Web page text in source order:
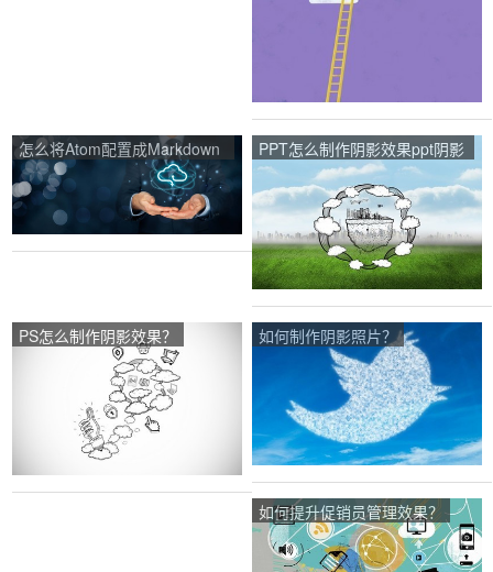
怎么将Atom配置成Markdown
编辑器？
PPT怎么制作阴影效果ppt阴影
效果怎么设置？
PS怎么制作阴影效果？ 如何制作阴影照片？
如何提升促销员管理效果？